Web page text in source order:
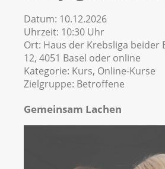
Datum: 10.12.2026
Uhrzeit: 10:30 Uhr
Ort: Haus der Krebsliga beider
12, 4051 Basel oder online
Kategorie: Kurs, Online-Kurse
Zielgruppe: Betroffene
Gemeinsam Lachen